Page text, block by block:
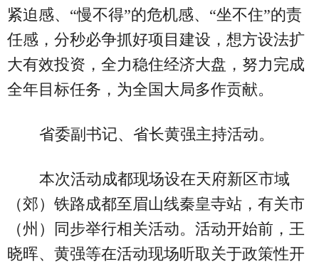
紧迫感、“慢不得”的危机感、“坐不住”的责
任感，分秒必争抓好项目建设，想方设法扩
大有效投资，全力稳住经济大盘，努力完成
全年目标任务，为全国大局多作贡献。
省委副书记、省长黄强主持活动。
本次活动成都现场设在天府新区市域
（郊）铁路成都至眉山线秦皇寺站，有关市
（州）同步举行相关活动。活动开始前，王
晓晖、黄强等在活动现场听取关于政策性开